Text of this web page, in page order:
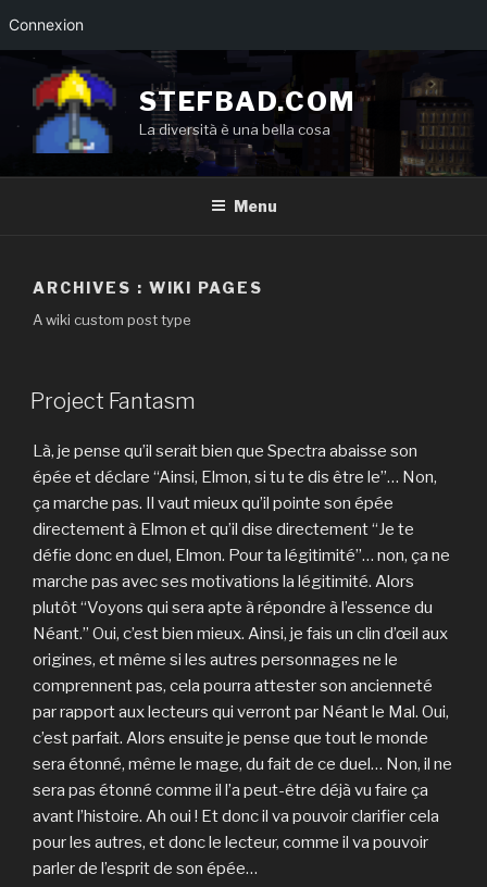
Connexion
contenu
principal
STEFBAD.COM
La diversità è una bella cosa
Menu
ARCHIVES : WIKI PAGES
A wiki custom post type
Project Fantasm
Là, je pense qu’il serait bien que Spectra abaisse son
épée et déclare “Ainsi, Elmon, si tu te dis être le”… Non,
ça marche pas. Il vaut mieux qu’il pointe son épée
directement à Elmon et qu’il dise directement “Je te
défie donc en duel, Elmon. Pour ta légitimité”… non, ça ne
marche pas avec ses motivations la légitimité. Alors
plutôt “Voyons qui sera apte à répondre à l’essence du
Néant.” Oui, c’est bien mieux. Ainsi, je fais un clin d’œil aux
origines, et même si les autres personnages ne le
comprennent pas, cela pourra attester son ancienneté
par rapport aux lecteurs qui verront par Néant le Mal. Oui,
c’est parfait. Alors ensuite je pense que tout le monde
sera étonné, même le mage, du fait de ce duel… Non, il ne
sera pas étonné comme il l’a peut-être déjà vu faire ça
avant l’histoire. Ah oui ! Et donc il va pouvoir clarifier cela
pour les autres, et donc le lecteur, comme il va pouvoir
parler de l’esprit de son épée…